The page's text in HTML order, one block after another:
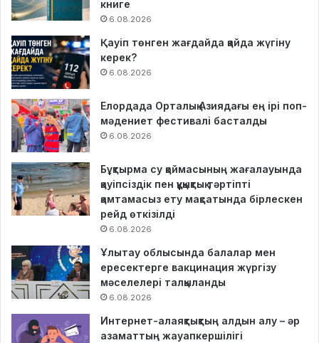
книге
6.08.2026
Қауіп төнген жағдайда қайда жүгіну
керек?
6.08.2026
Елордада Орталық Азиядағы ең ірі поп-
мәдениет фестивалі басталды
6.08.2026
Бұқтырма су қоймасының жағалауында
қауіпсіздік пен құқықтық тәртіпті
қамтамасыз ету мақсатында бірлескен
рейд өткізілді
6.08.2026
Ұлытау облысында балалар мен
ересектерге вакцинация жүргізу
мәселелері талқыланды
6.08.2026
Интернет-алаяқтықтың алдын алу – әр
азаматтың жауапкершілігі